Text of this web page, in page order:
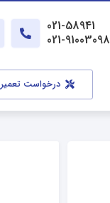
021-58941
021-91003098
درخواست تعمیر